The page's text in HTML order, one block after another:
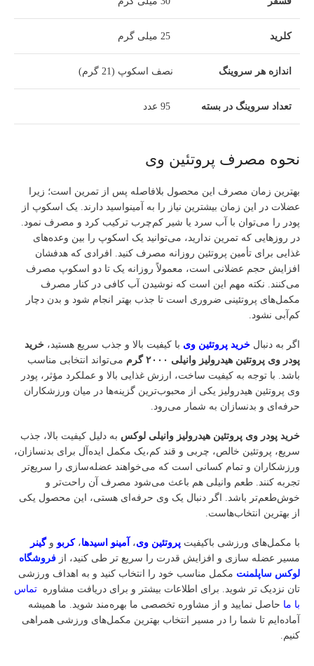
کلرید
اندازه هر سروینگ نصف اسکوپ (21 گرم)
تعداد سروینگ در بسته
نحوه مصرف پروتئین وی
بهترین زمان مصرف این محصول بلافاصله پس از تمرین است؛ زیرا
عضلات در این زمان بیشترین نیاز را به آمینواسید دارند. یک اسکوپ از
پودر را می‌توان با آب سرد یا شیر کم‌چرب ترکیب کرد و مصرف نمود.
در روزهایی که تمرین ندارید، می‌توانید یک اسکوپ را بین وعده‌های
غذایی برای تأمین پروتئین روزانه مصرف کنید. افرادی که هدفشان
افزایش حجم عضلانی است، معمولاً روزانه یک تا دو اسکوپ مصرف
می‌کنند. نکته مهم این است که نوشیدن آب کافی در کنار مصرف
مکمل‌های پروتئینی ضروری است تا جذب بهتر انجام شود و بدن دچار
کم‌آبی نشود.
اگر به دنبال خرید پروتئین وی با کیفیت بالا و جذب سریع هستید، خرید
پودر وی پروتئین هیدرولیز وانیلی ۲۰۰۰ گرم
می‌تواند انتخابی مناسب
باشد. با توجه به کیفیت ساخت، ارزش غذایی بالا و عملکرد مؤثر، پودر
وی پروتئین هیدرولیز یکی از محبوب‌ترین گزینه‌ها در میان ورزشکاران
حرفه‌ای و بدنسازان به شمار می‌رود.
خرید پودر وی پروتئین هیدرولیز وانیلی لوکس به دلیل کیفیت بالا، جذب
سریع، پروتئین خالص، چربی و قند کم،یک مکمل ایده‌آل برای بدنسازان،
ورزشکاران و تمام کسانی است که می‌خواهند عضله‌سازی را سریع‌تر
تجربه کنند. طعم وانیلی هم باعث می‌شود مصرف آن راحت‌تر و
خوش‌طعم‌تر باشد. اگر دنبال یک وی حرفه‌ای هستی، این محصول یکی
از بهترین انتخاب‌هاست.
با مکمل‌های ورزشی باکیفیت پروتئین وی، آمینو اسیدها،کربو وگینر
مسیر عضله‌ سازی و افزایش قدرت را سریع‌ تر طی کنید، از فروشگاه
لوکس ساپلمنت مکمل مناسب خود را انتخاب کنید و به اهداف ورزشی‌
تان نزدیک‌ تر شوید. برای اطلاعات بیشتر و برای دریافت مشاوره تماس
با ما حاصل نمایید و از مشاوره تخصصی ما بهره‌مند شوید. ما همیشه
آماده‌ایم تا شما را در مسیر انتخاب بهترین مکمل‌های ورزشی همراهی
کنیم.